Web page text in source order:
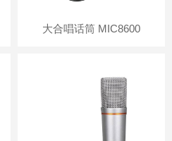
大合唱话筒 MIC8600